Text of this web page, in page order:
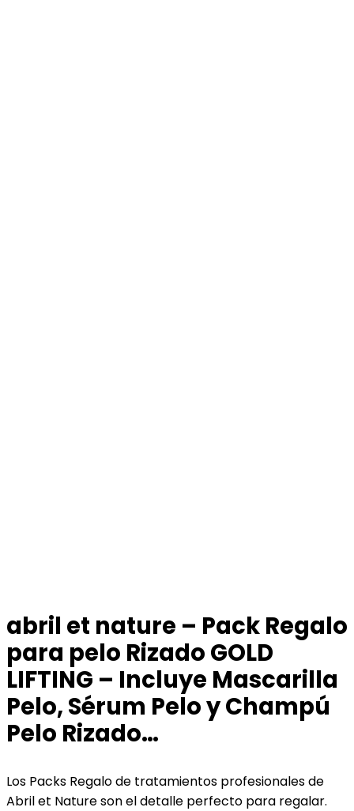
abril et nature – Pack Regalo
para pelo Rizado GOLD
LIFTING – Incluye Mascarilla
Pelo, Sérum Pelo y Champú
Pelo Rizado…
Los Packs Regalo de tratamientos profesionales de
Abril et Nature son el detalle perfecto para regalar.